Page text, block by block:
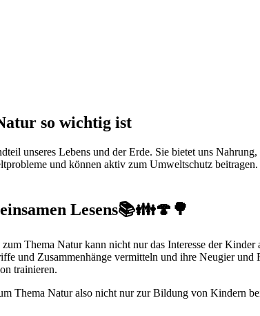
so wichtig ist
unseres Lebens und der Erde. Sie bietet uns
und können aktiv zum Umweltschutz
Lesens📚👪🍄🌳
Thema Natur kann nicht nur das Interesse der
und Zusammenhänge vermitteln und ihre Neugier
trainieren.
Thema Natur also nicht nur zur Bildung von Kindern